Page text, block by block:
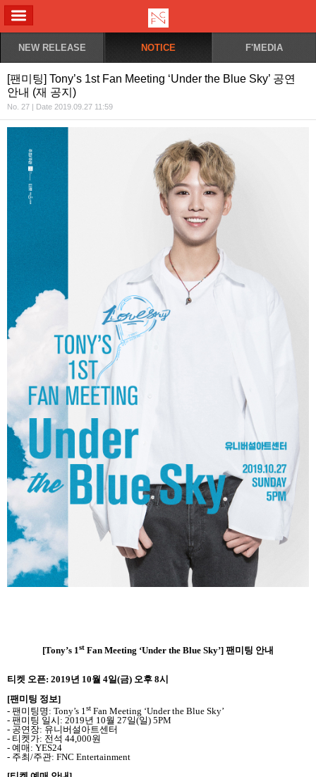
NEW RELEASE NOTICE F'MEDIA
[팬미팅] Tony’s 1st Fan Meeting ‘Under the Blue Sky’ 공연
안내 (재 공지)
No. 27 | Date 2019.09.27 11:59
[Tony’s 1st Fan Meeting ‘Under the Blue Sky’] 팬미팅 안내
티켓 오픈: 2019년 10월 4일 (금) 오후 8시
[팬미팅 정보]
- 팬미팅명 : Tony’s 1st Fan Meeting ‘Under the Blue Sky’
- 팬미팅 일시 : 2019년 10월 27일(일) 5PM
- 공연장: 유니버설아트센터
- 티켓가: 전석 44,000원
- 예매 : YES24
- 주최/주관: FNC Entertainment